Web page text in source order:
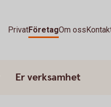
PrivatFöretagOm oss
Er verksamhet